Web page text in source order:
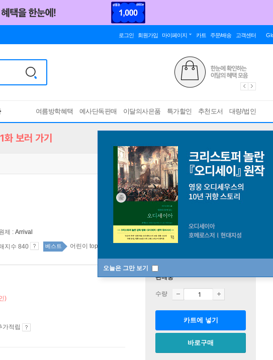
로그인 회원가입 마이페이지 카트 주문/배송 고객센터
여름방학혜택 예사단독판매 이달의사은품 특가할인 추천도서 대량/법인
오늘은 그만 보기
화 보러 가기
제 : Arrival
지수 840 베스트 어린이 top100 2주
)
가적립
판매중
수량
카트에 넣기
바로구매